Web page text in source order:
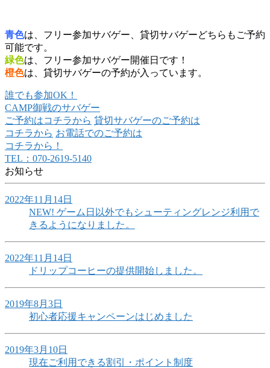
青色は、フリー参加サバゲー、貸切サバゲーどちらもご予約
可能です。
緑色は、フリー参加サバゲー開催日です！
橙色は、貸切サバゲーの予約が入っています。
誰でも参加OK！
CAMP御戦のサバゲー
ご予約はコチラから 貸切サバゲーのご予約は
コチラから お電話でのご予約は
コチラから！
TEL：070-2619-5140
お知らせ
2022年11月14日
NEW! ゲーム日以外でもシューティングレンジ利用で
きるようになりました。
2022年11月14日
ドリップコーヒーの提供開始しました。
2019年8月3日
初心者応援キャンペーンはじめました
2019年3月10日
現在ご利用できる割引・ポイント制度